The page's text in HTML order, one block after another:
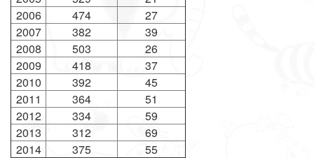
2006
474
27
2007
382
39
2008
503
26
2009
418
37
2010
392
45
2011
364
51
2012
334
59
2013
312
69
2014
375 55